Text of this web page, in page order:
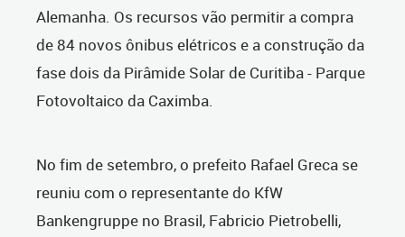
Alemanha. Os recursos vão permitir a compra
de 84 novos ônibus elétricos e a construção da
fase dois da Pirâmide Solar de Curitiba - Parque
Fotovoltaico da Caximba.
No fim de setembro, o prefeito Rafael Greca se
reuniu com o representante do KfW
Bankengruppe no Brasil, Fabricio Pietrobelli,